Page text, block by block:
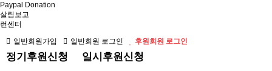
Paypal Donation
살림보고
런센터
일반회원가입
일반회원 로그인 후원회원 로그인
정기후원신청 일시후원신청